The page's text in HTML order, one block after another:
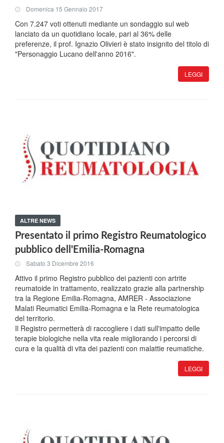
Domenica 15 Gennaio 2017
Con 7.247 voti ottenuti mediante un sondaggio sul web
lanciato da un quotidiano locale, pari al 36% delle
preferenze, il prof. Ignazio Olivieri è stato insignito del titolo di
"Personaggio Lucano dell'anno 2016".
LEGGI
ALTRE NEWS
Presentato il primo Registro Reumatologico
pubblico dell'Emilia-Romagna
Sabato 3 Dicembre 2016
Attivo il primo Registro pubblico dei pazienti con artrite
reumatoide in trattamento, realizzato grazie alla partnership
tra la Regione Emilia-Romagna, AMRER - Associazione
Malati Reumatici Emilia-Romagna e la Rete reumatologica
del territorio.
Il Registro permetterà di raccogliere i dati sull'impatto delle
terapie biologiche nella vita reale migliorando i percorsi di
cura e la qualità di vita dei pazienti con malattie reumatiche.
LEGGI